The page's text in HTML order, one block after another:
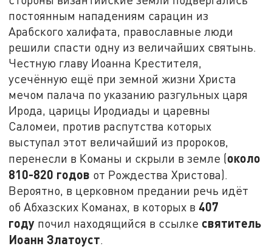
постоянным нападениям сарацин из
Арабского халифата, православные люди
решили спасти одну из величайших святынь.
Честную главу Иоанна Крестителя,
усечённую ещё при земной жизни Христа
мечом палача по указанию разгульных царя
Ирода, царицы Иродиады и царевны
Саломеи, против распутства которых
выступал этот величайший из пророков,
перенесли в Команы и скрыли в земле (около
810-820 годов от Рождества Христова).
Вероятно, в церковном предании речь идёт
об Абхазских Команах, в которых в 407
году почил находящийся в ссылке святитель
Иоанн Златоуст.